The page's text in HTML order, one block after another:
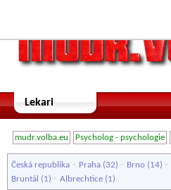
Lekari
mudr.volba.eu Psycholog - psychologie
Česká republika - Praha (32) - Brno (14) -
Bruntál (1) - Albrechtice (1)